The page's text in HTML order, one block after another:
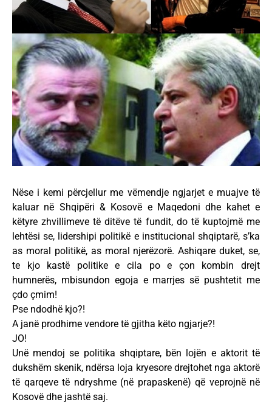
Nëse i kemi përcjellur me vëmendje ngjarjet e muajve të
kaluar në Shqipëri & Kosovë e Maqedoni dhe kahet e
këtyre zhvillimeve të ditëve të fundit, do të kuptojmë me
lehtësi se, lidershipi politikë e institucional shqiptarë, s’ka
as moral politikë, as moral njerëzorë. Ashiqare duket, se,
te kjo kastë politike e cila po e çon kombin drejt
humnerës, mbisundon egoja e marrjes së pushtetit me
çdo çmim!
Pse ndodhë kjo?!
A janë prodhime vendore të gjitha këto ngjarje?!
JO!
Unë mendoj se politika shqiptare, bën lojën e aktorit të
dukshëm skenik, ndërsa loja kryesore drejtohet nga aktorë
të qarqeve të ndryshme (në prapaskenë) që veprojnë në
Kosovë dhe jashtë saj.